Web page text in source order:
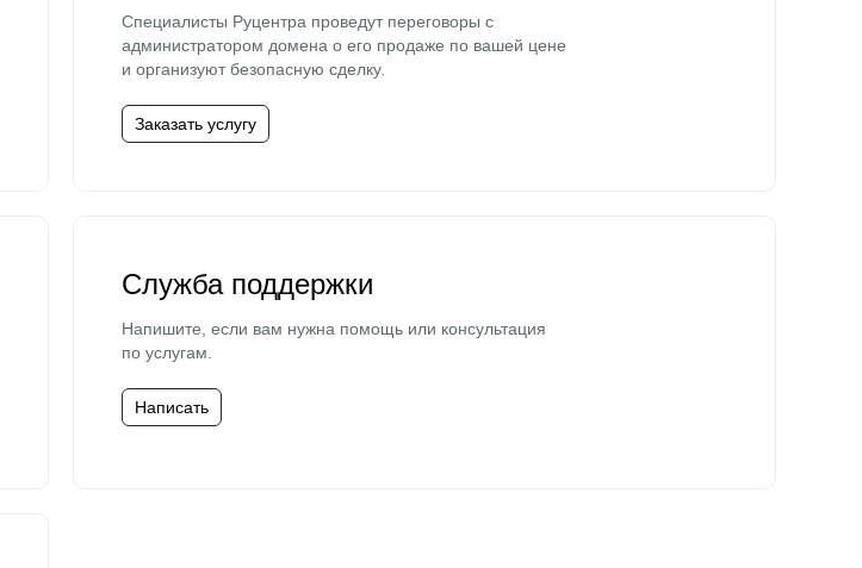
Специалисты Руцентра проведут переговоры с
администратором домена о его продаже по вашей цене
и организуют безопасную сделку.
Заказать услугу
Служба поддержки
Напишите, если вам нужна помощь или консультация
по услугам.
Написать